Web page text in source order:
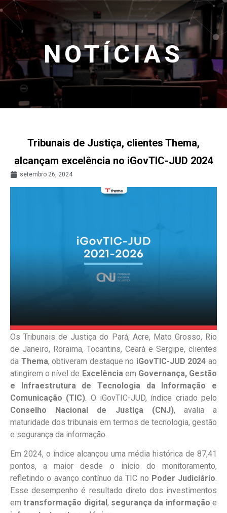
NOTÍCIAS
Tribunais de Justiça, clientes Thema,
alcançam excelência no iGovTIC-JUD 2024
setembro 26, 2024
Os Tribunais de Justiça do Pará, Acre, Mato Grosso, Rio
de Janeiro, Roraima, Tocantins, Ceará e Sergipe, clientes
da Thema, obtiveram destaque no iGovTIC-JUD 2024 ao
atingirem o nível de Excelência em Governança, Gestão
e Infraestrutura de Tecnologia da Informação e
Comunicação (TIC) . O iGovTIC-JUD, índice criado pelo
Conselho Nacional de Justiça (CNJ), avalia a
maturidade dos tribunais em termos de tecnologia, gestão
e segurança da informação.
Em 2024, o índice alcançou uma média histórica de 87,41
pontos, a maior desde o início do monitoramento,
refletindo o avanço contínuo da TIC no Poder Judiciário.
Esse desempenho é resultado direto dos investimentos
emtransformação digital, segurança da informação e